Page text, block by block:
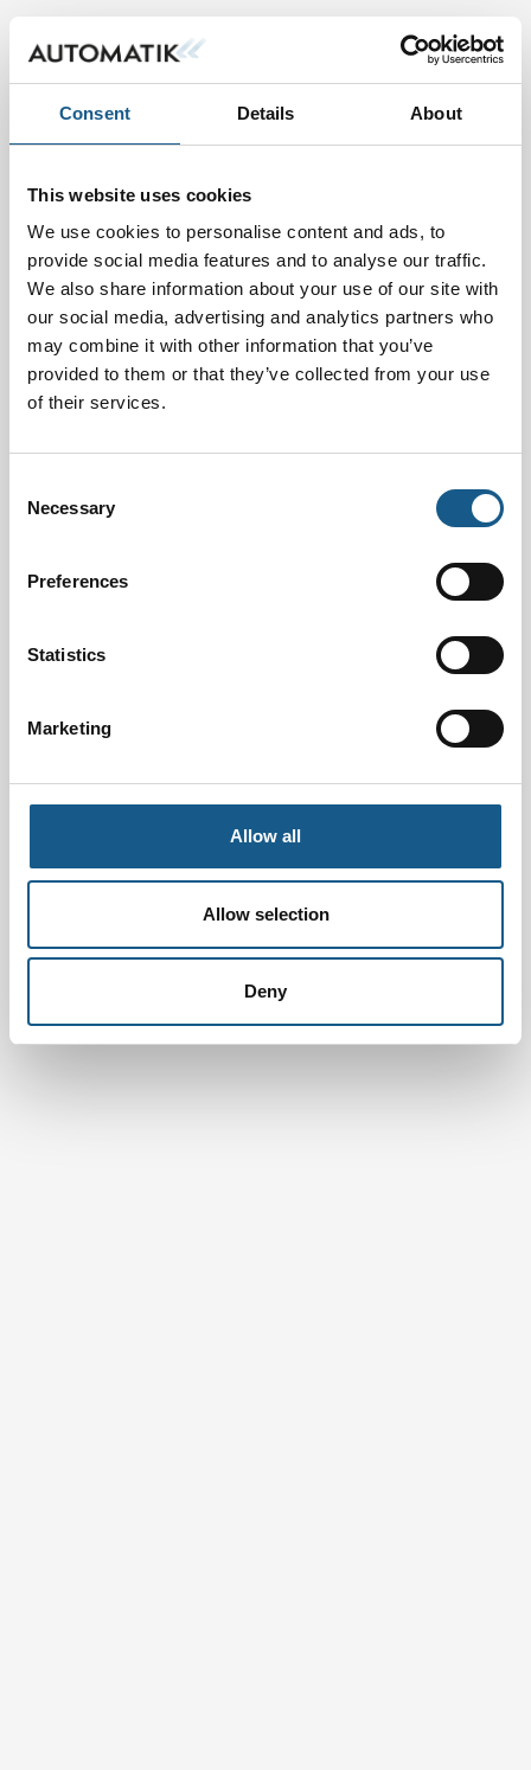
Consent Details About
This website uses cookies
We use cookies to personalise content and ads, to
provide social media features and to analyse our traffic.
We also share information about your use of our site with
our social media, advertising and analytics partners who
may combine it with other information that you’ve
provided to them or that they’ve collected from your use
of their services.
Selection
Necessary
Preferences
Statistics
Marketing
Allow all
Allow selection
Deny